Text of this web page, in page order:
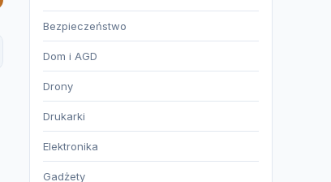
Bezpieczeństwo
Dom i AGD
Drony
Drukarki
Elektronika
Gadżety